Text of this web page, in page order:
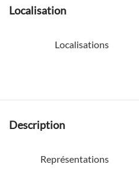
Localisation
Localisations
Description
Représentations